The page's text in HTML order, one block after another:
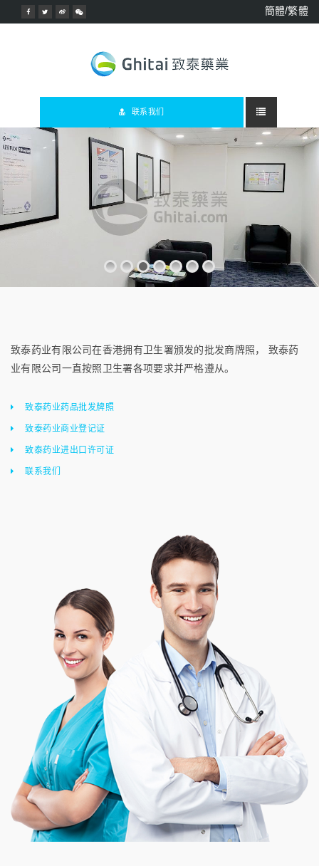
簡體/繁體
联系我们
致泰药业有限公司在香港拥有卫生署颁发的批发商牌照， 致泰药
业有限公司一直按照卫生署各项要求并严格遵从。
致泰药业药品批发牌照
致泰药业商业登记证
致泰药业进出口许可证
联系我们